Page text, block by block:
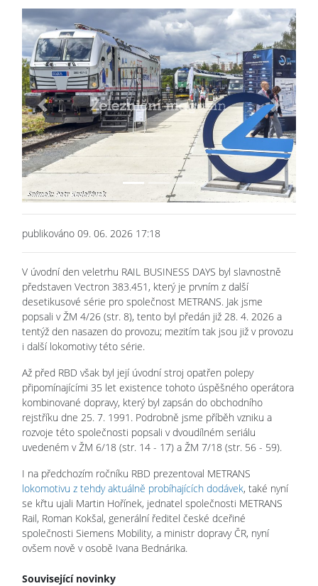
Previous Next
publikováno 09. 06. 2026 17:18
V úvodní den veletrhu RAIL BUSINESS DAYS byl slavnostně
představen Vectron 383.451, který je prvním z další
desetikusové série pro společnost METRANS. Jak jsme
popsali v ŽM 4/26 (str. 8), tento byl předán již 28. 4. 2026 a
tentýž den nasazen do provozu; mezitím tak jsou již v provozu
i další lokomotivy této série.
Až před RBD však byl její úvodní stroj opatřen polepy
připomínajícími 35 let existence tohoto úspěšného operátora
kombinované dopravy, který byl zapsán do obchodního
rejstříku dne 25. 7. 1991. Podrobně jsme příběh vzniku a
rozvoje této společnosti popsali v dvoudílném seriálu
uvedeném v ŽM 6/18 (str. 14 - 17) a ŽM 7/18 (str. 56 - 59).
I na předchozím ročníku RBD prezentoval METRANS
lokomotivu z tehdy aktuálně probíhajících dodávek, také nyní
se křtu ujali Martin Hořínek, jednatel společnosti METRANS
Rail, Roman Kokšal, generální ředitel české dceřiné
společnosti Siemens Mobility, a ministr dopravy ČR, nyní
ovšem nově v osobě Ivana Bednárika.
Související novinky